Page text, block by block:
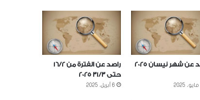
راصد عن شهر نيسان 2025
راصد عن الفترة من 16/2
حتى 31/3 2025
6 أبريل، 2025